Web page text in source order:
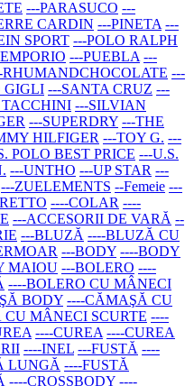
---PARASUCO ---
CARDIN ---PINETA ---
SPORT ---POLO RALPH
---PUEBLA ---
RHUMANDCHOCOLATE ---
GIGLI ---SANTA CRUZ ---
TACCHINI ---SILVIAN
---SUPERDRY ---THE
HILFIGER ---TOY G. ---
POLO BEST PRICE ---U.S.
---UNTHO ---UP STAR ---
---ZUELEMENTS --Femeie ---
----COLAR ----
---ACCESORII DE VARĂ --
---BLUZĂ ----BLUZĂ CU
---BODY ----BODY
MAIOU ---BOLERO ----
----BOLERO CU MÂNECI
BODY ----CĂMAŞĂ CU
MÂNECI SCURTE ----
----CUREA ----CUREA
----INEL ---FUSTĂ ----
LUNGĂ ----FUSTĂ
----CROSSBODY ----